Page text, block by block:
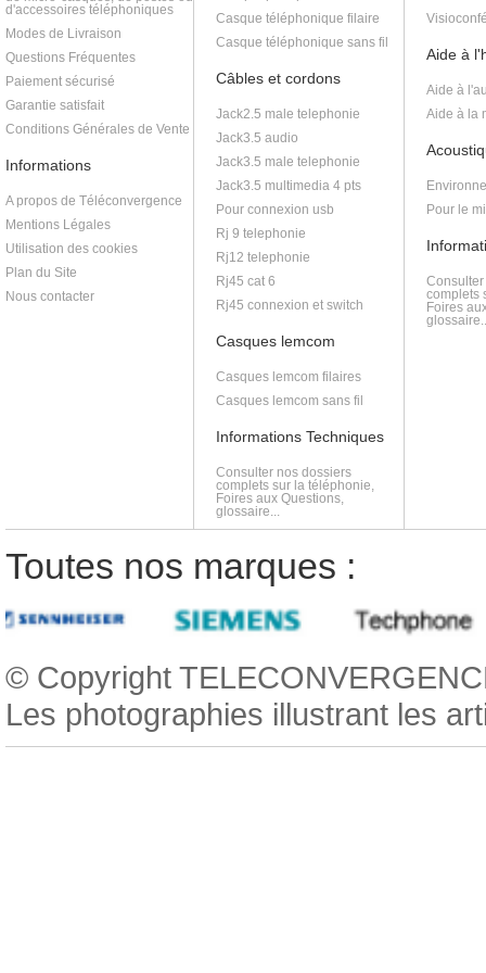
d'accessoires téléphoniques
Modes de Livraison
Questions Fréquentes
Paiement sécurisé
Garantie satisfait
Conditions Générales de Vente
Informations
A propos de Téléconvergence
Mentions Légales
Utilisation des cookies
Plan du Site
Nous contacter
Casque téléphonique filaire
Casque téléphonique sans fil
Câbles et cordons
Jack2.5 male telephonie
Jack3.5 audio
Jack3.5 male telephonie
Jack3.5 multimedia 4 pts
Pour connexion usb
Rj 9 telephonie
Rj12 telephonie
Rj45 cat 6
Rj45 connexion et switch
Casques lemcom
Casques lemcom filaires
Casques lemcom sans fil
Informations Techniques
Consulter nos dossiers
complets sur la téléphonie,
Foires aux Questions,
glossaire...
Aide à
Aide à
Aide à la
Pour le
complets
Foires
Toutes nos marques :
© Copyright
Les photographies illustrant les